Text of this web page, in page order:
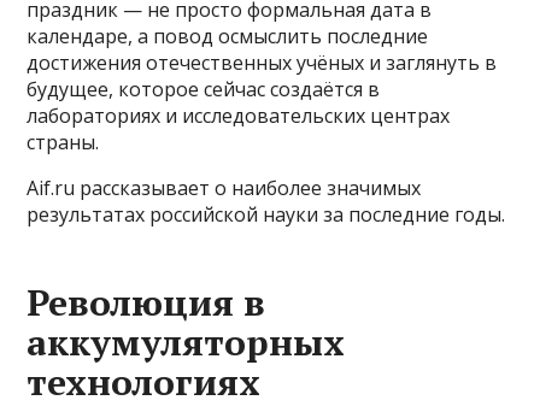
праздник — не просто формальная дата в
календаре, а повод осмыслить последние
достижения отечественных учёных и заглянуть в
будущее, которое сейчас создаётся в
лабораториях и исследовательских центрах
страны.
Aif.ru рассказывает о наиболее значимых
результатах российской науки за последние годы.
Революция в
аккумуляторных
технологиях